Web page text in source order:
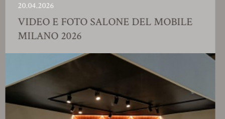
E FOTO SALONE DEL MOBILE
2026